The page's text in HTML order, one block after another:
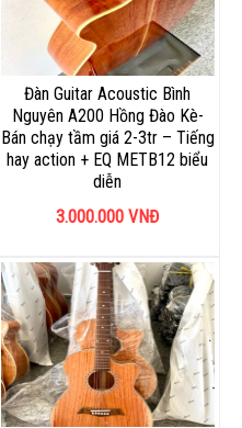
Đàn Guitar Acoustic Bình
Nguyên A200 Hồng Đào Kè-
Bán chạy tầm giá 2-3tr – Tiếng
hay action + EQ METB12 biểu
diễn
3.000.000 VNĐ